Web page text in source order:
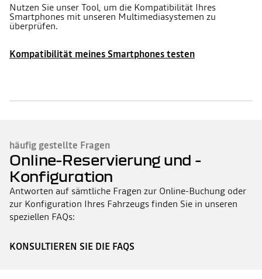
Nutzen Sie unser Tool, um die Kompatibilität Ihres
Smartphones mit unseren Multimediasystemen zu
überprüfen.
Kompatibilität meines Smartphones testen
häufig gestellte Fragen
Online-Reservierung und -
Konfiguration
Antworten auf sämtliche Fragen zur Online-Buchung oder
zur Konfiguration Ihres Fahrzeugs finden Sie in unseren
speziellen FAQs:
KONSULTIEREN SIE DIE FAQS